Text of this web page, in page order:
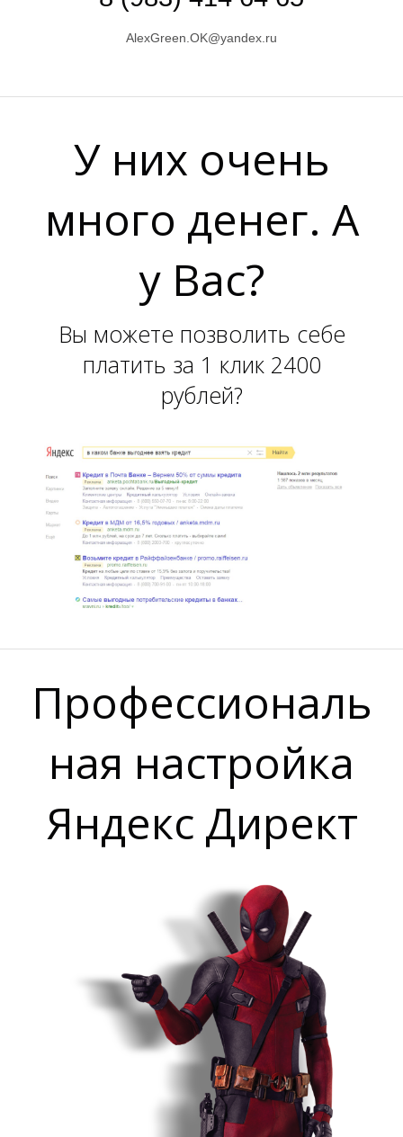
F
I
L
E
AlexGreen.OK@yandex.ru
О
В
А
Р
У них очень
много денег. А
у Вас?
Вы можете позволить себе
платить за 1 клик 2400
рублей?
Профессиональ
ная настройка
Яндекс Директ